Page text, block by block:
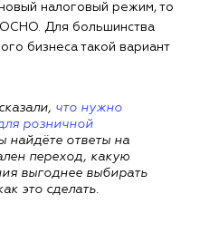
налоговый режим, то
ОСНО. Для большинства
бизнеса такой вариант
что нужно
розничной
найдёте ответы на
переход, какую
выгоднее выбирать
это сделать.